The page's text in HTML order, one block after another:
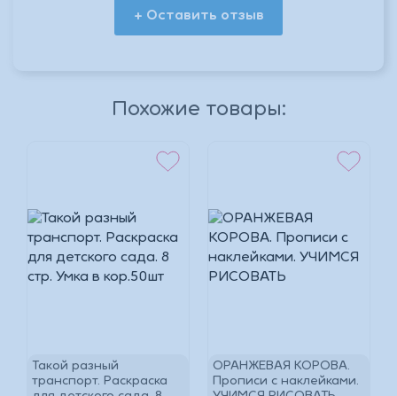
+ Оставить отзыв
Похожие товары:
Такой разный
транспорт. Раскраска
ОРАНЖЕВАЯ КОРОВА.
Прописи с наклейками.